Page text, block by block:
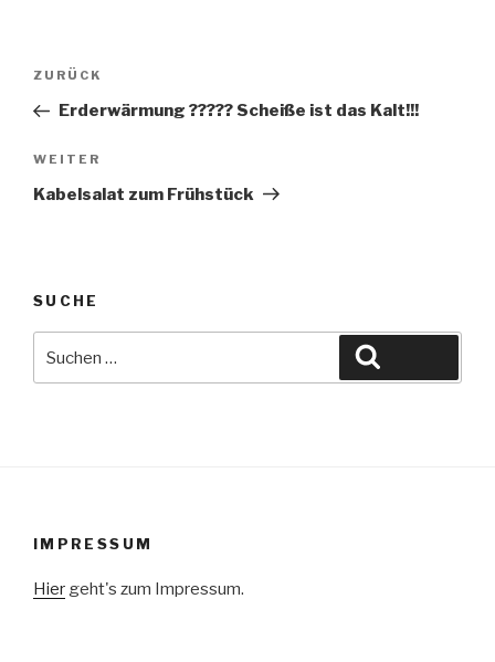
Beitragsnavigation
Vorheriger
Beitrag
ZURÜCK
Erderwärmung ????? Scheiße ist das Kalt!!!
Nächster
Beitrag
WEITER
Kabelsalat zum Frühstück
SUCHE
nach:
IMPRESSUM
Hier geht's zum Impressum.